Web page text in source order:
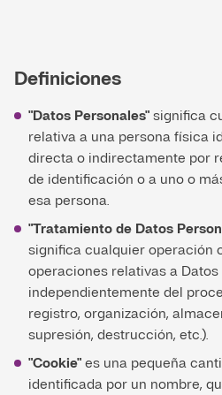
Definiciones
"Datos Personales"significa
relativa a una persona física
directa o indirectamente por
de identificación o a uno o
esa persona.
"Tratamiento de Datos
significa cualquier operación
operaciones relativas a Datos
independientemente del
registro, organización,
supresión, destrucción, etc.).
"Cookie"es una pequeña
identificada por un nombre,